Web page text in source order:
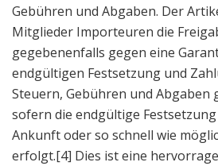
Gebühren und Abgaben. Der
Mitglieder Importeuren die
gegebenenfalls gegen eine
endgültigen Festsetzung und
Steuern, Gebühren und Abgaben
sofern die endgültige
Ankunft oder so schnell wie
erfolgt.[4] Dies ist eine